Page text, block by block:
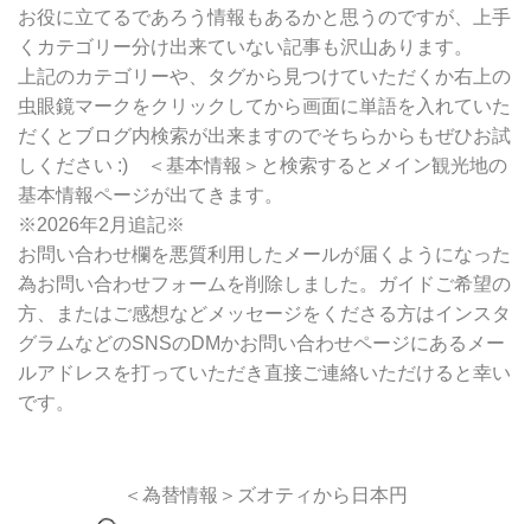
お役に立てるであろう情報もあるかと思うのですが、上手
くカテゴリー分け出来ていない記事も沢山あります。
上記のカテゴリーや、タグから見つけていただくか右上の
虫眼鏡マークをクリックしてから画面に単語を入れていた
だくとブログ内検索が出来ますのでそちらからもぜひお試
しください :) ＜基本情報＞と検索するとメイン観光地の
基本情報ページが出てきます。
※2026年2月追記※
お問い合わせ欄を悪質利用したメールが届くようになった
為お問い合わせフォームを削除しました。ガイドご希望の
方、またはご感想などメッセージをくださる方はインスタ
グラムなどのSNSのDMかお問い合わせページにあるメー
ルアドレスを打っていただき直接ご連絡いただけると幸い
です。
＜為替情報＞ズオティから日本円